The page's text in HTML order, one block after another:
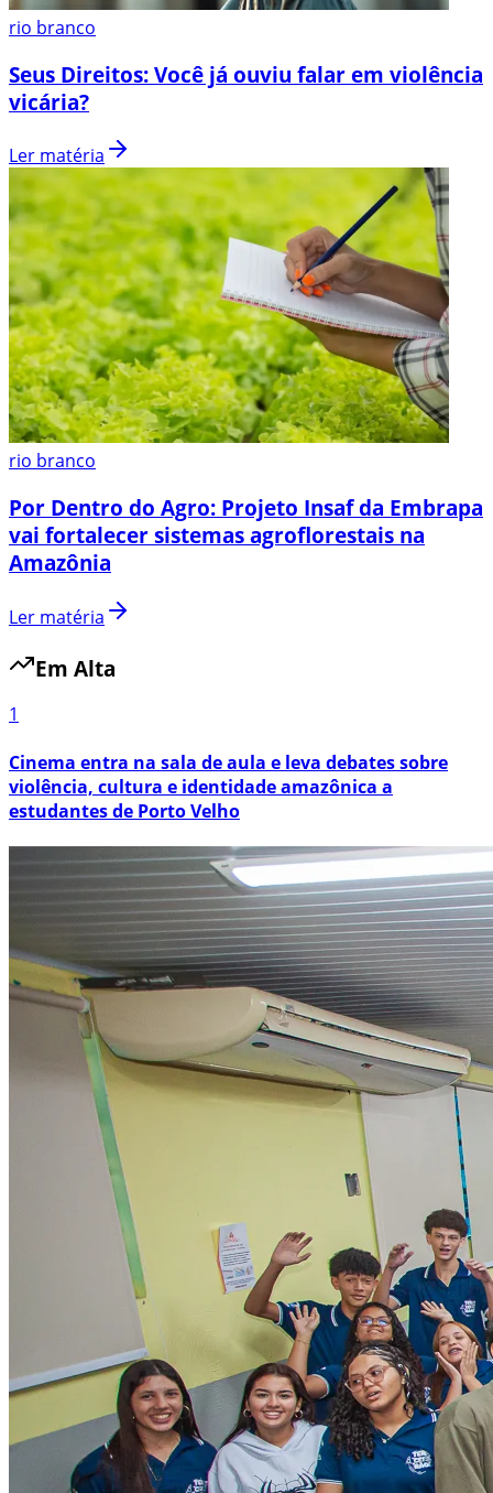
rio branco
Seus Direitos: Você já ouviu falar em violência
vicária?
Ler matéria
rio branco
Por Dentro do Agro: Projeto Insaf da Embrapa
vai fortalecer sistemas agroflorestais na
Amazônia
Ler matéria
Em Alta
1
Cinema entra na sala de aula e leva debates sobre
violência, cultura e identidade amazônica a
estudantes de Porto Velho